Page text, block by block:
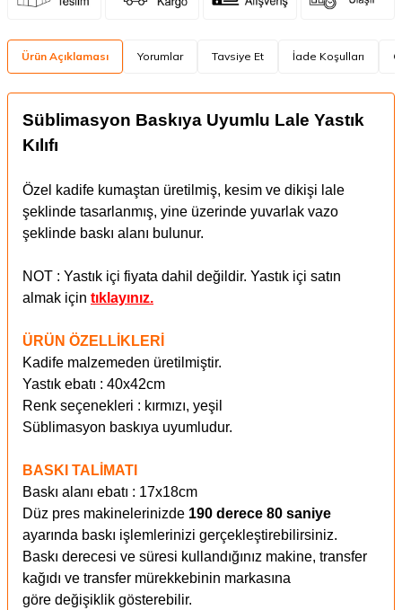
Ürün Açıklaması Yorumlar Tavsiye Et İade Koşulları
Süblimasyon Baskıya Uyumlu Lale Yastık
Kılıfı
Özel kadife kumaştan üretilmiş, kesim ve dikişi lale
şeklinde tasarlanmış, yine üzerinde yuvarlak vazo
şeklinde baskı alanı bulunur.
NOT : Yastık içi fiyata dahil değildir. Yastık içi satın
almak için tıklayınız.
ÜRÜN ÖZELLİKLERİ
Kadife malzemeden üretilmiştir.
Yastık ebatı : 40x42cm
Renk seçenekleri : kırmızı, yeşil
Süblimasyon baskıya uyumludur.
BASKI TALİMATI
Baskı alanı ebatı : 17x18cm
Düz pres makinelerinizde 190 derece 80 saniye
ayarında baskı işlemlerinizi gerçekleştirebilirsiniz.
Baskı derecesi ve süresi kullandığınız makine, transfer
kağıdı ve transfer mürekkebinin markasına
göre değişiklik gösterebilir.